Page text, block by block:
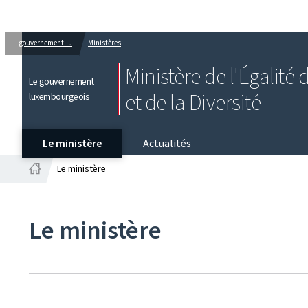
gouvernement.lu Ministères
Le gouvernement
luxembourgeois
Ministère de l'Égalité
et de la Diversité
Le ministère
Actualités
Le ministère
Le ministère